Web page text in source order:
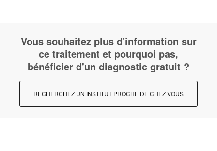
Vous souhaitez plus d'information sur
ce traitement et pourquoi pas,
bénéficier d'un diagnostic gratuit ?
RECHERCHEZ UN INSTITUT PROCHE DE CHEZ VOUS